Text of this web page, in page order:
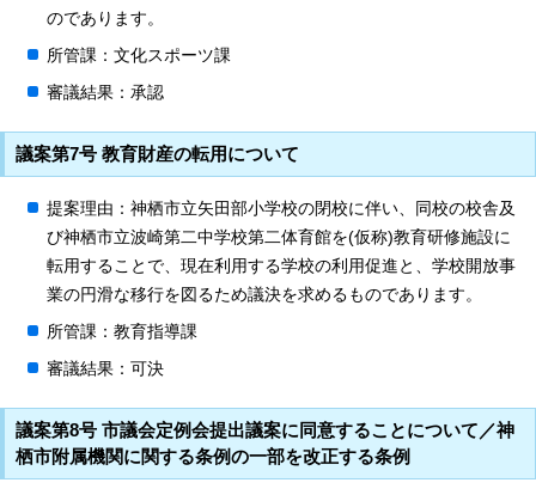
のであります。
所管課：文化スポーツ課
審議結果：承認
議案第7号 教育財産の転用について
提案理由：神栖市立矢田部小学校の閉校に伴い、同校の校舎及
び神栖市立波崎第二中学校第二体育館を(仮称)教育研修施設に
転用することで、現在利用する学校の利用促進と、学校開放事
業の円滑な移行を図るため議決を求めるものであります。
所管課：教育指導課
審議結果：可決
議案第8号 市議会定例会提出議案に同意することについて／神
栖市附属機関に関する条例の一部を改正する条例